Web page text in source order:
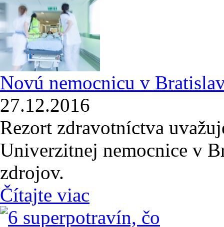
Novú nemocnicu v
27.12.2016
Rezort zdravotníctva
Univerzitnej nemocnice v
zdrojov.
Čítajte viac